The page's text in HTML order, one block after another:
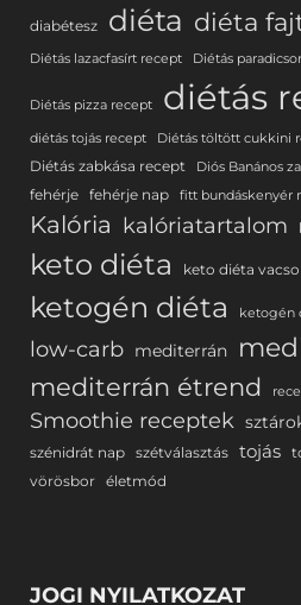
diabétesz diéta diéta
Diétás lazacfasírt recept Diétás
Diétás pizza recept diétás
diétás tojás recept Diétás töltött cukkini
Diétás zabkása recept Diós Banános
fehérje fehérje nap fitt bundáskenyér
Kalória kalóriatartalom
keto diéta keto diéta
ketogén diéta ketogén
low-carb mediterrán
mediterrán étrend
Smoothie receptek
szénidrát nap szétválasztás tojás
vörösbor életmód
JOGI NYILATKOZAT